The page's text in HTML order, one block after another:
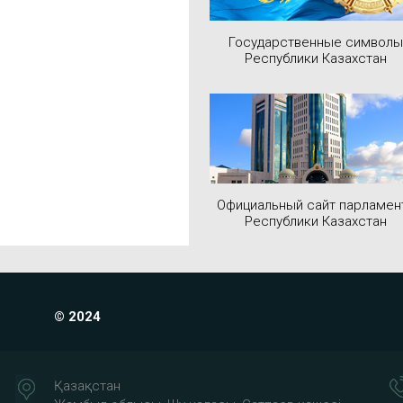
Государственные символы
Республики Казахстан
Официальный сайт
Республики Казахстан
© 2024
Қазақстан